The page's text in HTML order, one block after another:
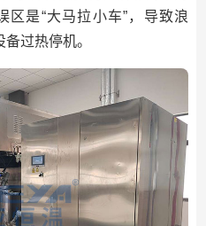
区是“大马拉小车”，导致浪
过热停机。